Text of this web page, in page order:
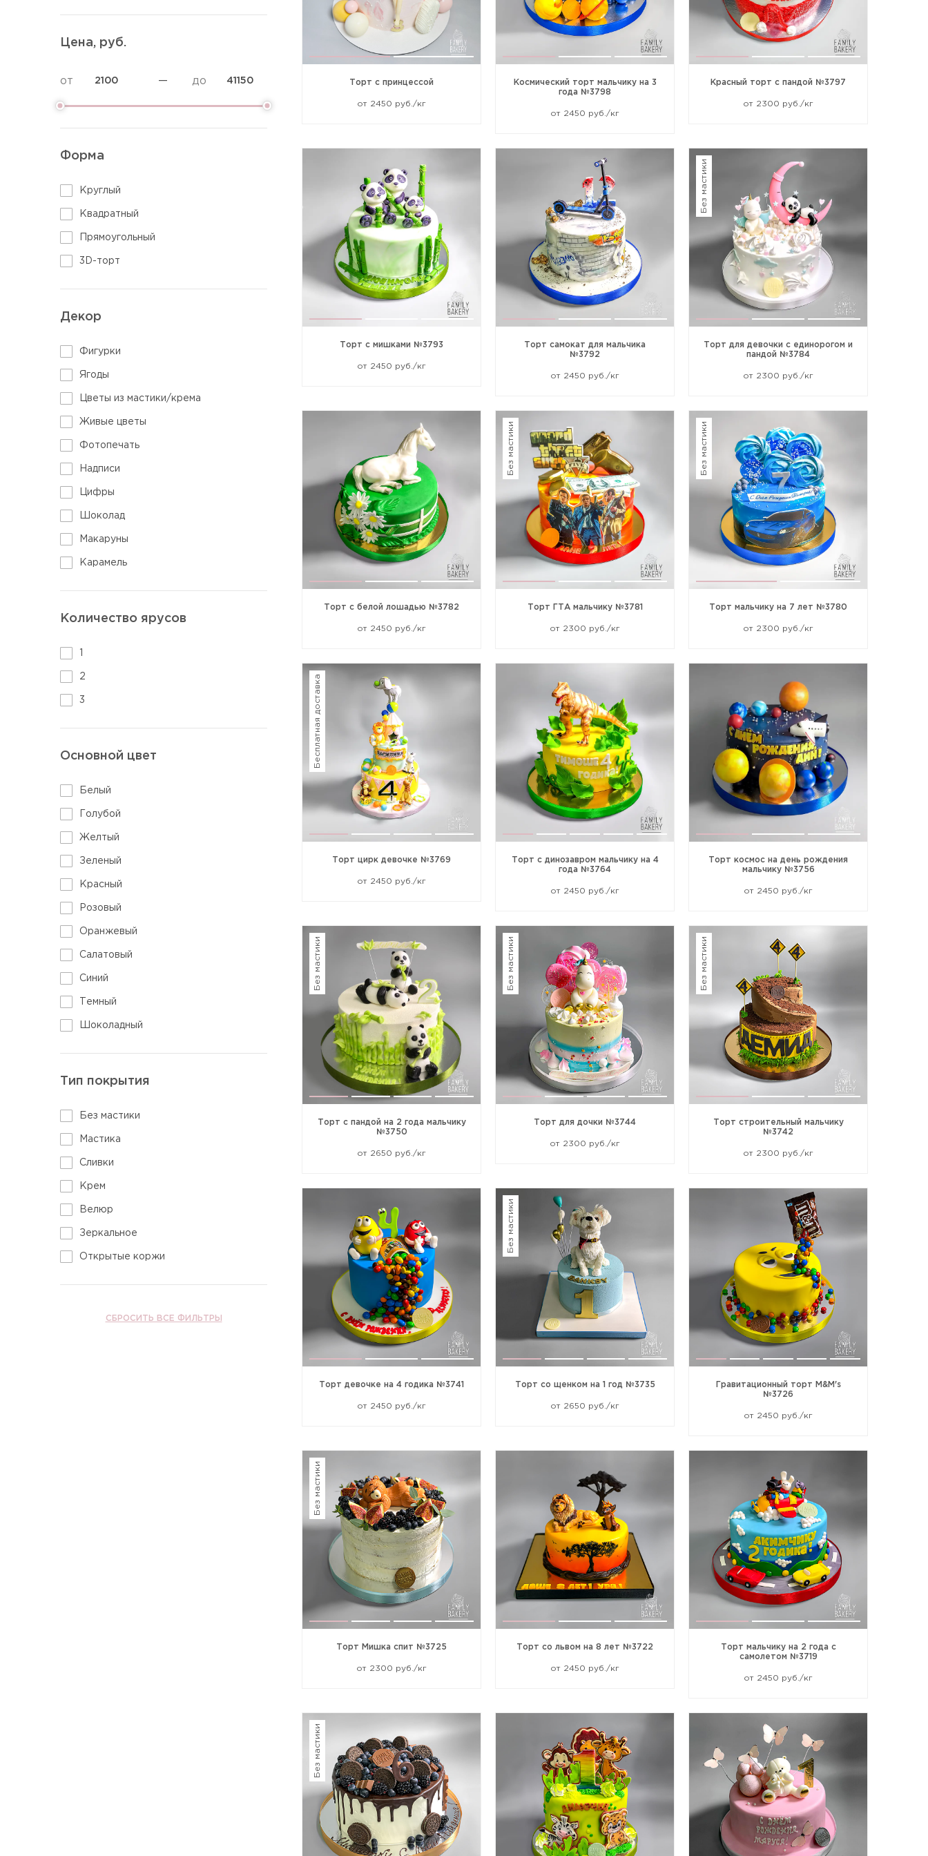
Торты без глютена
Постные торты
Цена, руб.
от — до
Форма
Круглый
Квадратный
Прямоугольный
3D-торт
Декор
Фигурки
Ягоды
Цветы из мастики/крема
Живые цветы
Фотопечать
Надписи
Цифры
Шоколад
Макаруны
Карамель
Количество ярусов
2
3
Основной цвет
Белый
Голубой
Желтый
Зеленый
Красный
Розовый
Оранжевый
Салатовый
Синий
Темный
Шоколадный
Тип покрытия
Без мастики
Мастика
Сливки
Крем
Велюр
Зеркальное
Открытые коржи
СБРОСИТЬ ВСЕ ФИЛЬТРЫ
Торт с принцессой
от 2450 руб./кг
Космический торт мальчику на 3
года №3798
от 2450 руб./кг
Красный торт с пандой №3797
от 2300 руб./кг
Торт с мишками №3793
от 2450 руб./кг
Торт самокат для мальчика
№3792
от 2450 руб./кг
Без мастики
Торт для девочки с единорогом и
пандой №3784
от 2300 руб./кг
Торт с белой лошадью №3782
от 2450 руб./кг
Без мастики
Торт ГТА мальчику №3781
от 2300 руб./кг
Без мастики
Торт мальчику на 7 лет №3780
от 2300 руб./кг
Бесплатная доставка
Торт цирк девочке №3769
от 2450 руб./кг
Торт с динозавром мальчику на 4
года №3764
от 2450 руб./кг
Торт космос на день рождения
мальчику №3756
от 2450 руб./кг
Без мастики
Торт с пандой на 2 года мальчику
№3750
от 2650 руб./кг
Без мастики
Торт для дочки №3744
от 2300 руб./кг
Без мастики
Торт строительный мальчику
№3742
от 2300 руб./кг
Торт девочке на 4 годика №3741
от 2450 руб./кг
Без мастики
Торт со щенком на 1 год №3735
от 2650 руб./кг
Гравитационный торт M&M's
№3726
от 2450 руб./кг
Без мастики
Торт Мишка спит №3725
от 2300 руб./кг
Торт со львом на 8 лет №3722
от 2450 руб./кг
Торт мальчику на 2 года с
самолетом №3719
от 2450 руб./кг
Без мастики
Прикрепить файл или фото
Отправить